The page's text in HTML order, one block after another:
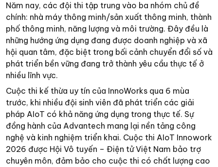
Năm nay, các đội thi tập trung vào ba nhóm chủ đề
chính: nhà máy thông minh/sản xuất thông minh, thành
phố thông minh, năng lượng và môi trường. Đây đều là
những hướng ứng dụng đang được doanh nghiệp và xã
hội quan tâm, đặc biệt trong bối cảnh chuyển đổi số và
phát triển bền vững đang trở thành yêu cầu thực tế ở
nhiều lĩnh vực.
Cuộc thi kế thừa uy tín của InnoWorks qua 6 mùa
trước, khi nhiều đội sinh viên đã phát triển các giải
pháp AIoT có khả năng ứng dụng trong thực tế. Sự
đồng hành của Advantech mang lại nền tảng công
nghệ và kinh nghiệm triển khai. Cuộc thi AIoT Innowork
2026 được Hội Vô tuyến – Điện tử Việt Nam bảo trợ
chuyên môn, đảm bảo cho cuộc thi có chất lượng cao